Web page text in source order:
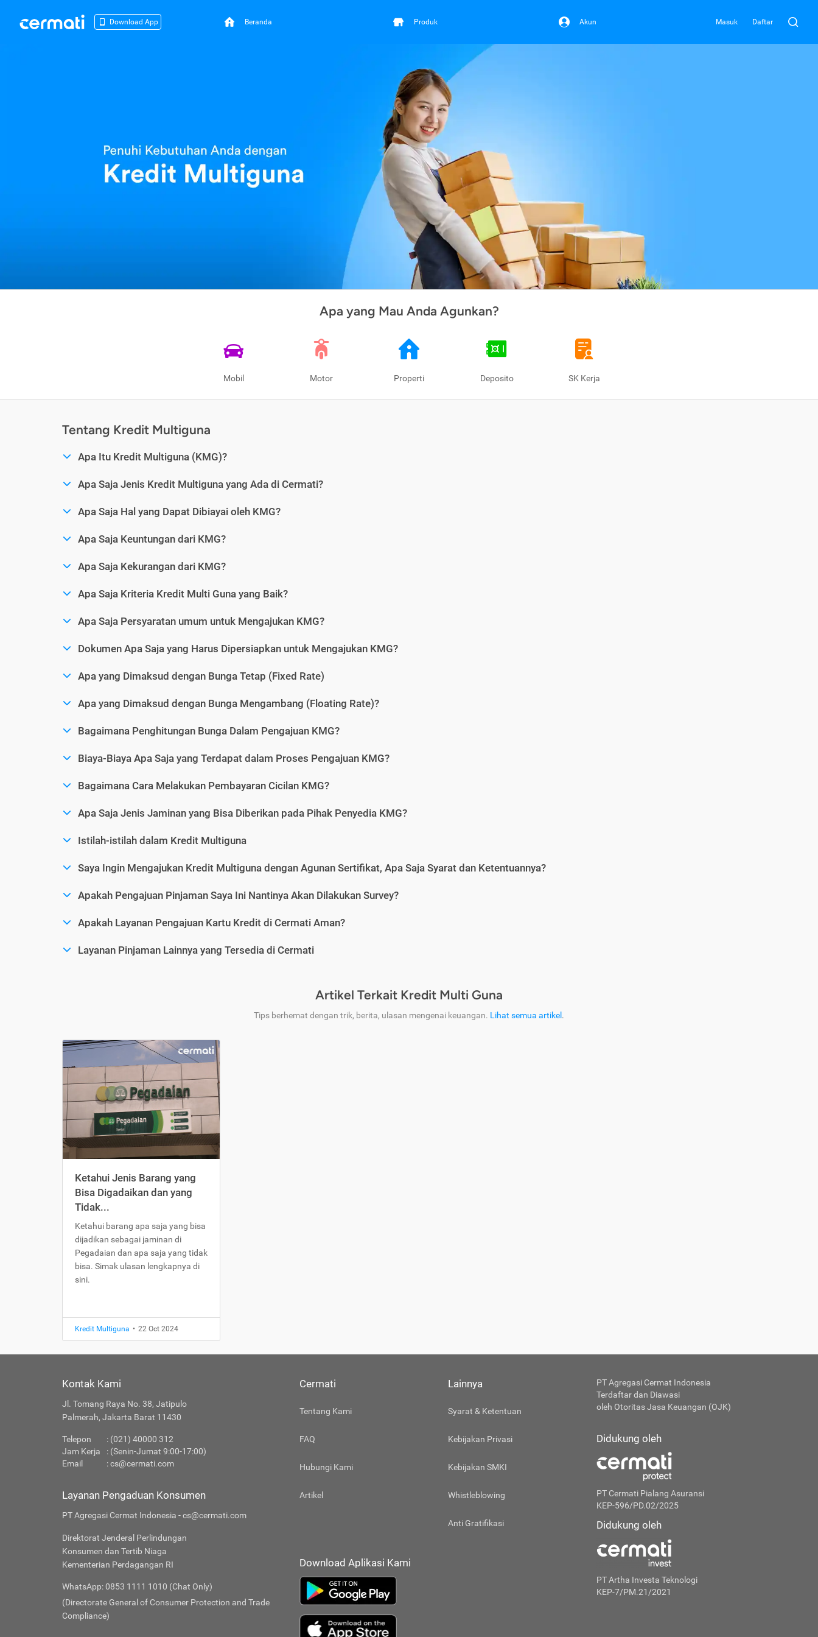
Download App Beranda Produk Akun Masuk Daftar
Apa yang Mau Anda Agunkan?
Mobil Motor Properti Deposito SK Kerja
Tentang Kredit Multiguna
Apa Itu Kredit Multiguna (KMG)?
Apa Saja Jenis Kredit Multiguna yang Ada di Cermati?
Apa Saja Hal yang Dapat Dibiayai oleh KMG?
Apa Saja Keuntungan dari KMG?
Apa Saja Kekurangan dari KMG?
Apa Saja Kriteria Kredit Multi Guna yang Baik?
Apa Saja Persyaratan umum untuk Mengajukan KMG?
Dokumen Apa Saja yang Harus Dipersiapkan untuk Mengajukan KMG?
Apa yang Dimaksud dengan Bunga Tetap (Fixed Rate)
Apa yang Dimaksud dengan Bunga Mengambang (Floating Rate)?
Bagaimana Penghitungan Bunga Dalam Pengajuan KMG?
Biaya-Biaya Apa Saja yang Terdapat dalam Proses Pengajuan KMG?
Bagaimana Cara Melakukan Pembayaran Cicilan KMG?
Apa Saja Jenis Jaminan yang Bisa Diberikan pada Pihak Penyedia KMG?
Istilah-istilah dalam Kredit Multiguna
Saya Ingin Mengajukan Kredit Multiguna dengan Agunan Sertifikat, Apa Saja Syarat dan Ketentuannya?
Apakah Pengajuan Pinjaman Saya Ini Nantinya Akan Dilakukan Survey?
Apakah Layanan Pengajuan Kartu Kredit di Cermati Aman?
Layanan Pinjaman Lainnya yang Tersedia di Cermati
Artikel Terkait Kredit Multi Guna
Tips berhemat dengan trik, berita, ulasan mengenai keuangan. Lihat semua artikel .
Ketahui Jenis Barang yang
Bisa Digadaikan dan yang
Tidak...
Ketahui barang apa saja yang bisa
dijadikan sebagai jaminan di
Pegadaian dan apa saja yang tidak
bisa. Simak ulasan lengkapnya di
sini.
Kredit Multiguna • 22 Oct 2024
Kontak Kami
Jl. Tomang Raya No. 38, Jatipulo
Palmerah, Jakarta Barat 11430
Telepon
: (021) 40000 312
Jam Kerja
: (Senin-Jumat 9:00-17:00)
Email
:cs@cermati.com
Layanan Pengaduan Konsumen
PT Agregasi Cermat Indonesia - cs@cermati.com
Direktorat Jenderal Perlindungan
Konsumen dan Tertib Niaga
Kementerian Perdagangan RI
WhatsApp: 0853 1111 1010 (Chat Only)
(Directorate General of Consumer Protection and Trade
Compliance)
Cermati
Tentang Kami
FAQ
Hubungi Kami
Artikel
Lainnya
Syarat & Ketentuan
Kebijakan Privasi
Kebijakan SMKI
Whistleblowing
Anti Gratifikasi
Download Aplikasi Kami
PT Agregasi Cermat Indonesia
Terdaftar dan Diawasi
oleh Otoritas Jasa Keuangan (OJK)
Didukung oleh
PT Cermati Pialang Asuransi
KEP-596/PD.02/2025
Didukung oleh
PT Artha Investa Teknologi
KEP-7/PM.21/2021